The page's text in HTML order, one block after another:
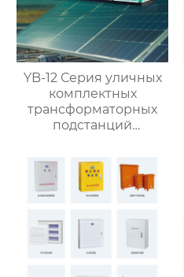
YB-12 Серия уличных
комплектных
трансформаторных
подстанций